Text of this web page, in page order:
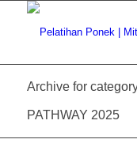
Archive for
PATHWAY 2025